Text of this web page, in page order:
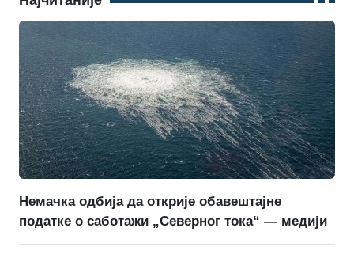
Немачка одбија да открије обавештајне
податке о саботажи „Северног тока“ — медији